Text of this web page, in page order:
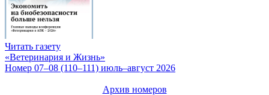
Читать газету
«Ветеринария и Жизнь»
Номер 07–08 (110–111) июль–август 2026
Архив номеров